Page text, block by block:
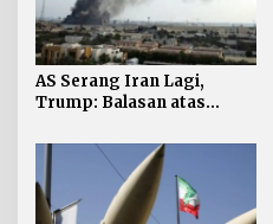
AS Serang Iran Lagi,
Trump: Balasan atas